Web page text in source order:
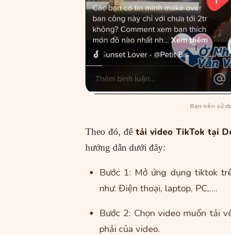
Bạn nên sử
Theo đó, để tải video TikTok tại
hướng dẫn dưới đây:
Bước 1: Mở ứng dụng tiktok
như: Điện thoại, laptop, PC,….
Bước 2: Chọn video muốn tải
phải của video.